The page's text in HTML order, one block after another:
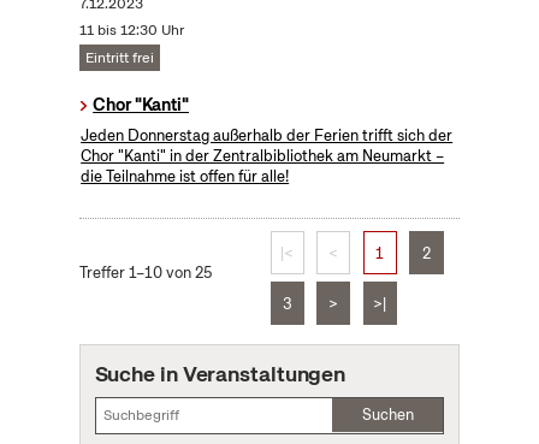
11 bis 12:30 Uhr
Eintritt frei
Chor "Kanti"
Jeden Donnerstag außerhalb der Ferien trifft sich der
Chor "Kanti" in der Zentralbibliothek am Neumarkt –
die Teilnahme ist offen für alle!
Treffer 1–10 von 25
|< < 1 2
3 > >|
Suche in Veranstaltungen
Suchen